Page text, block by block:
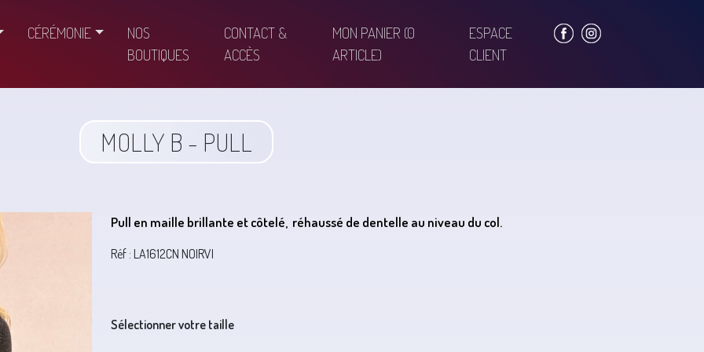
CÉRÉMONIE
NOS
BOUTIQUES
CONTACT &
ACCÈS
MON PANIER (0
ARTICLE)
ESPACE
CLIENT
MOLLY B - PULL
Pull en maille brillante et côtelé, réhaussé de dentelle au niveau du col.
Réf : LA1612CN NOIRVI
Sélectionner votre taille